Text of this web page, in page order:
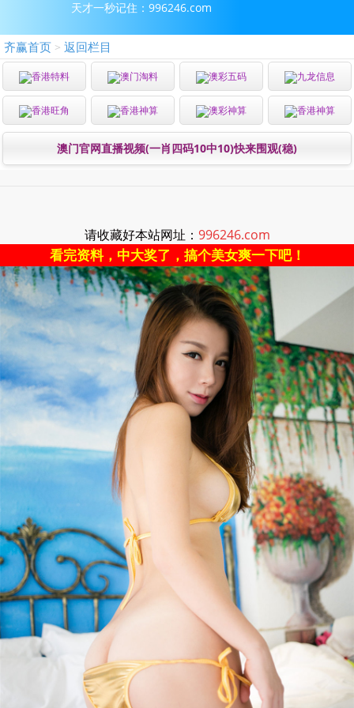
天才一秒记住：996246.com
齐赢首页 > 返回栏目
香港特料 澳门淘料 澳彩五码 九龙信息
香港旺角 香港神算 澳彩神算 香港神算
澳门官网直播视频(一肖四码10中10)快来围观(稳)
请收藏好本站网址： 996246.com
看完资料，中大奖了，搞个美女爽一下吧！